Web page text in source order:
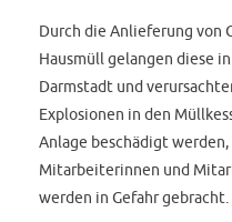
Durch die Anlieferung von
Hausmüll gelangen diese
Darmstadt und
Explosionen in den
Anlage beschädigt
Mitarbeiterinnen und
werden in Gefahr gebracht.